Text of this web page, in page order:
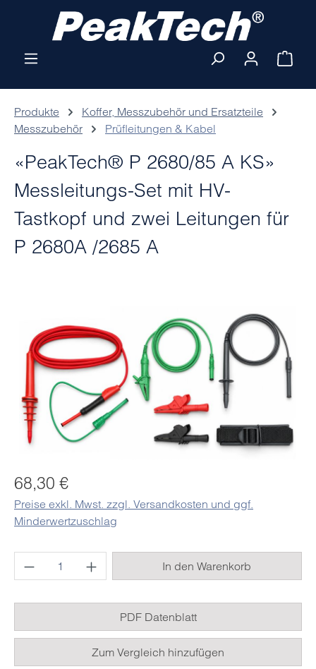
Zum Hauptinhalt springen
Produkte
Koffer, Messzubehör und Ersatzteile
Messzubehör
Prüfleitungen & Kabel
«PeakTech® P 2680/85 A KS»
Messleitungs-Set mit HV-
Tastkopf und zwei Leitungen für
P 2680A /2685 A
Regulärer Preis:
68,30 €
Preise exkl. Mwst. zzgl. Versandkosten und ggf.
Minderwertzuschlag
Produkt Anzahl: Gib den gewünschten
In den Warenkorb
PDF Datenblatt
Zum Vergleich hinzufügen